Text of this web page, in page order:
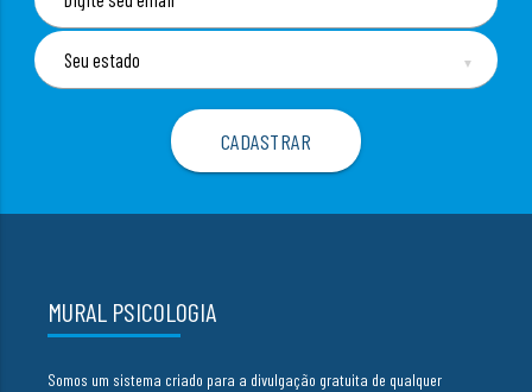
▼
MURAL PSICOLOGIA
Somos um sistema criado para a divulgação gratuita de qualquer